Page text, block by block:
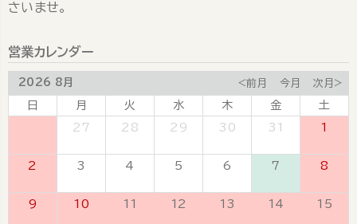
さいませ。
営業カレンダー
2026 8月 <前月 今月 次月>
日 月 火 水 木 金
土
27 28 29 30 31 1
2 3 4 5 6 7 8
9 10 11 12 13 14 15